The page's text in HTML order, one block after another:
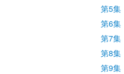
第5集
第6集
第7集
第8集
第9集